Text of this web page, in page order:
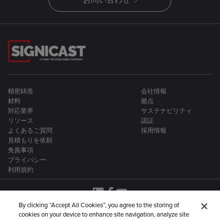
精密鋳造
材料
対応業界
リソース
よくあるご質問
会社情報
拠点
サステナビリティ
認証
採用情報
見積もりを依頼
免責事項
プライバシー
利用規約
By clicking “Accept All Cookies”, you agree to the storing of
cookies on your device to enhance site navigation, analyze site